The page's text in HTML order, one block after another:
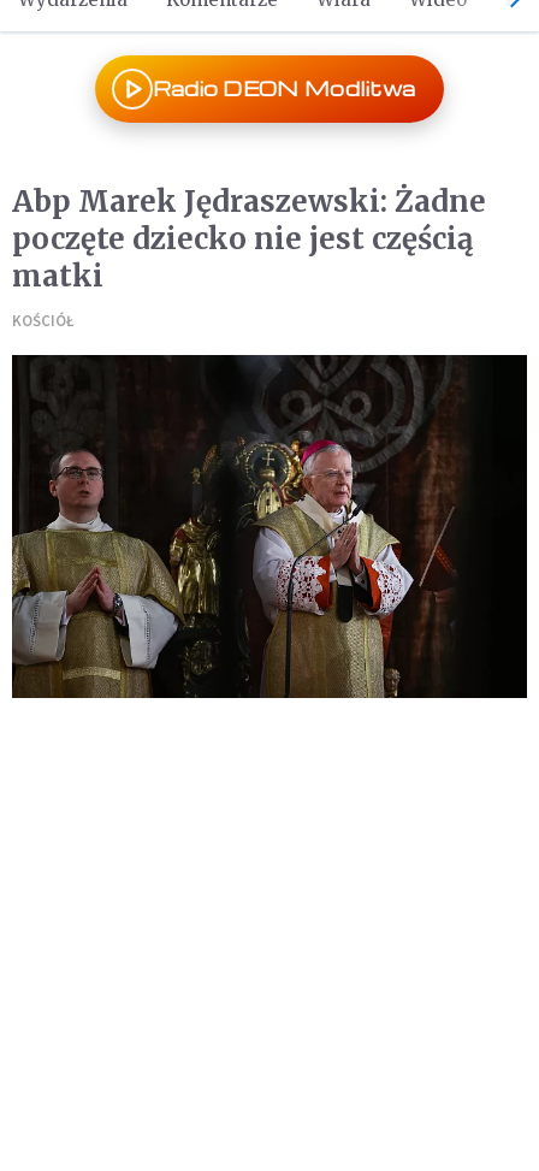
Radio DEON Modlitwa
Abp Marek Jędraszewski: Żadne
poczęte dziecko nie jest częścią
matki
KOŚCIÓŁ